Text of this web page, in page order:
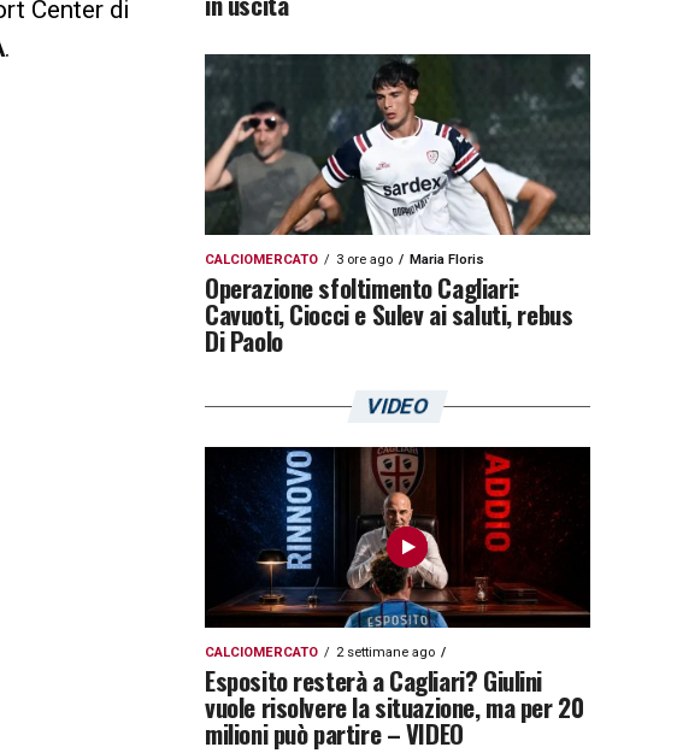
Center di
.
CALCIOMERCATO 3 ore ago Maria Floris
Operazione sfoltimento Cagliari:
Cavuoti, Ciocci e Sulev ai saluti, rebus
Di Paolo
VIDEO
CALCIOMERCATO 2 settimane ago
Esposito resterà a Cagliari? Giulini
vuole risolvere la situazione, ma per 20
milioni può partire – VIDEO